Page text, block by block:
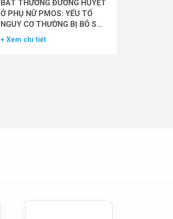
BẤT THƯỜNG ĐƯỜNG HUYẾT
Ở PHỤ NỮ PMOS: YẾU TỐ
NGUY CƠ THƯỜNG BỊ BỎ SÓT
– DỮ LIỆU TỪ NGHIÊN CỨU
+ Xem chi tiết